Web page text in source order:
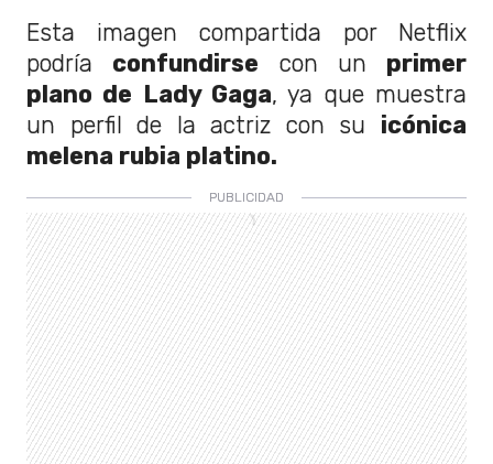
Esta imagen compartida por Netflix
podría confundirse con un primer
plano de Lady Gaga, ya que muestra
un perfil de la actriz con su icónica
melena rubia platino.